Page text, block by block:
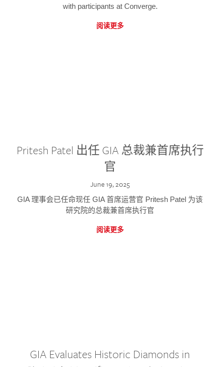
with participants at Converge.
阅读更多
Pritesh Patel 出任 GIA 总裁兼首席执行
官
June 19, 2025
GIA 理事会已任命现任 GIA 首席运营官 Pritesh Patel 为该
研究院的总裁兼首席执行官
阅读更多
GIA Evaluates Historic Diamonds in